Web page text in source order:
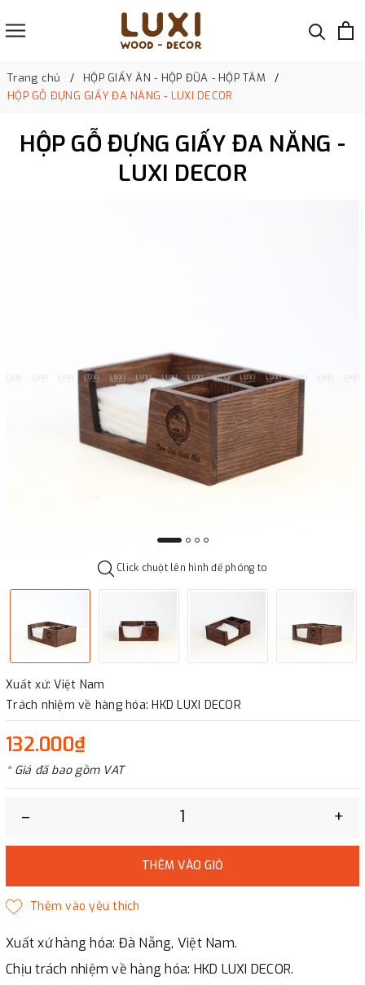
Trang chủ
HỘP GIẤY ĂN - HỘP ĐŨA - HỘP TĂM
HỘP GỖ ĐỰNG GIẤY ĐA NĂNG - LUXI DECOR
HỘP GỖ ĐỰNG GIẤY ĐA NĂNG -
LUXI DECOR
Click chuột lên hình để phóng to
Xuất xứ: Việt Nam
Trách nhiệm về hàng hóa: HKD LUXI DECOR
132.000₫
* Giá đã bao gồm VAT
– +
THÊM VÀO GIỎ
Xuất xứ hàng hóa: Đà Nẵng, Việt Nam.
Chịu trách nhiệm về hàng hóa: HKD LUXI DECOR.